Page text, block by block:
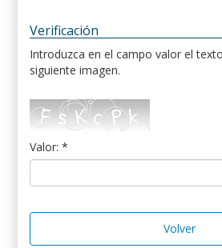
Verificación
Introduzca en el campo valor el
siguiente imagen.
Valor: *
Volver